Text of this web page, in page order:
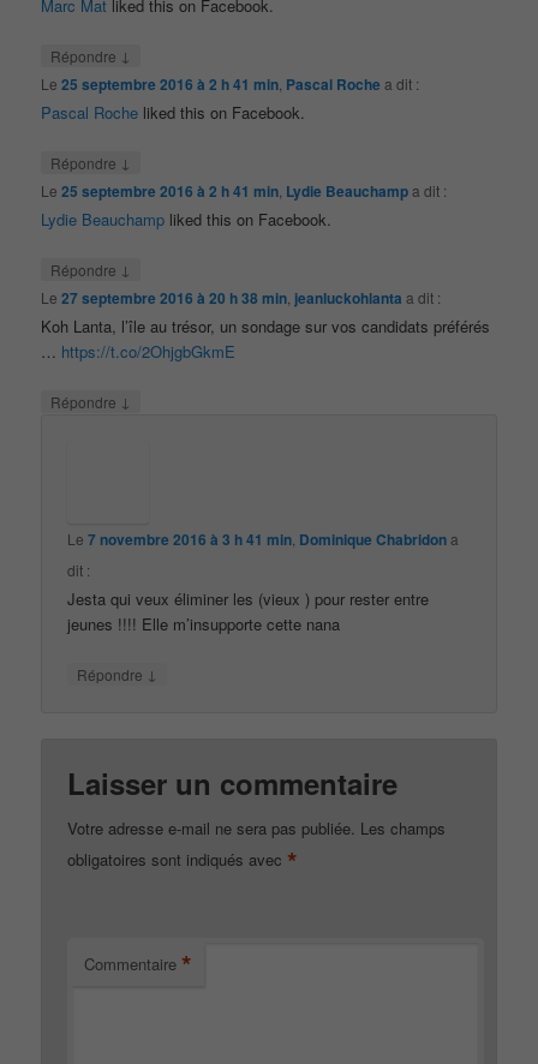
Marc Mat liked this on Facebook.
Répondre ↓
Le25 septembre 2016 à 2 h 41 min Pascal Roche a dit :
Pascal Roche liked this on Facebook.
Répondre ↓
Le25 septembre 2016 à 2 h 41 min Lydie Beauchampa dit :
Lydie Beauchamp liked this on Facebook.
Répondre ↓
Le27 septembre 2016 à 20 h 38 min jeanluckohlanta a dit :
Koh Lanta, l’île au trésor, un sondage sur vos candidats préférés
… https://t.co/2OhjgbGkmE
Répondre ↓
Le7 novembre 2016 à 3 h 41 min Dominique Chabridona
dit :
Jesta qui veux éliminer les (vieux ) pour rester entre
jeunes !!!! Elle m’insupporte cette nana
Répondre ↓
Laisser un commentaire
Votre adresse e-mail ne sera pas publiée. Les champs
obligatoires sont indiqués avec *
Commentaire *